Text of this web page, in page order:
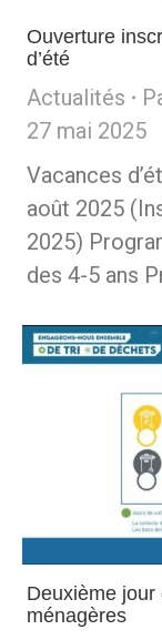
Ouverture
d’été
Actualités
27 mai 2025
Vacances
août 2025
2025)
des 4-5 ans
Deuxième
ménagères